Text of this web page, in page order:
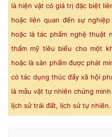
là hiện vật có giá trị đặc biệt
hoặc liên quan đến sự
hoặc là tác phẩm nghệ
thẩm mỹ tiêu biểu cho một
hoặc là sản phẩm được phát
có tác dụng thúc đẩy xã hội
là mẫu vật tự nhiên chứng
lịch sử trái đất, lịch sử tự nhiên.